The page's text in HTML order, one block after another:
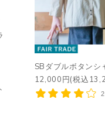
SBダブルボタンシ
12,000円(税込